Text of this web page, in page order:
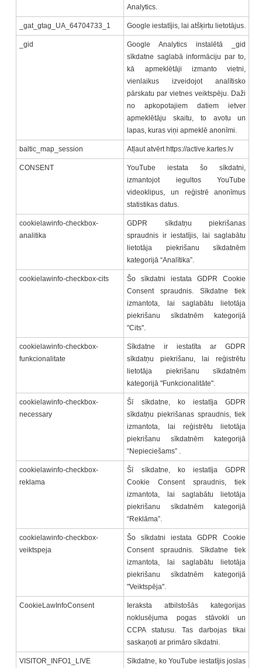
Analytics.
_gat_gtag_UA_64704733_1 Google iestatījis, lai atšķirtu lietotājus.
_gid
Google Analytics instalētā _gid
sīkdatne saglabā informāciju par to,
kā apmeklētāji izmanto vietni,
vienlaikus izveidojot analītisko
pārskatu par vietnes veiktspēju. Daži
no apkopotajiem datiem ietver
apmeklētāju skaitu, to avotu un
lapas, kuras viņi apmeklē anonīmi.
baltic_map_session Atļaut atvērt https://active.kartes.lv
CONSENT
YouTube iestata šo sīkdatni,
izmantojot iegultos YouTube
videoklipus, un reģistrē anonīmus
statistikas datus.
cookielawinfo-checkbox-
analitika
GDPR sīkdatņu piekrišanas
spraudnis ir iestatījis, lai saglabātu
lietotāja piekrišanu sīkdatnēm
kategorijā “Analītika”.
cookielawinfo-checkbox-cits
Šo sīkdatni iestata GDPR Cookie
Consent spraudnis. Sīkdatne tiek
izmantota, lai saglabātu lietotāja
piekrišanu sīkdatnēm kategorijā
"Cits".
cookielawinfo-checkbox-
funkcionalitate
Sīkdatne ir iestatīta ar GDPR
sīkdatņu piekrišanu, lai reģistrētu
lietotāja piekrišanu sīkdatnēm
kategorijā "Funkcionalitāte".
cookielawinfo-checkbox-
necessary
Šī sīkdatne, ko iestatīja GDPR
sīkdatņu piekrišanas spraudnis, tiek
izmantota, lai reģistrētu lietotāja
piekrišanu sīkdatnēm kategorijā
“Nepieciešams” .
cookielawinfo-checkbox-
reklama
Šī sīkdatne, ko iestatīja GDPR
Cookie Consent spraudnis, tiek
izmantota, lai saglabātu lietotāja
piekrišanu sīkdatnēm kategorijā
“Reklāma”.
cookielawinfo-checkbox-
veiktspeja
Šo sīkdatni iestata GDPR Cookie
Consent spraudnis. Sīkdatne tiek
izmantota, lai saglabātu lietotāja
piekrišanu sīkdatnēm kategorijā
"Veiktspēja".
CookieLawInfoConsent
Ieraksta atbilstošās kategorijas
noklusējuma pogas stāvokli un
CCPA statusu. Tas darbojas tikai
saskaņoti ar primāro sīkdatni.
VISITOR_INFO1_LIVE
Sīkdatne, ko YouTube iestatījis joslas